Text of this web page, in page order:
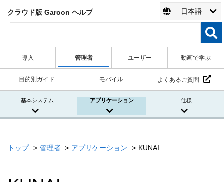
クラウド版 Garoon ヘルプ 日本語
導入 管理者 ユーザー 動画で学ぶ
目的別ガイド モバイル よくあるご質問
基本システム アプリケーション 仕様
トップ 管理者 アプリケーション KUNAI